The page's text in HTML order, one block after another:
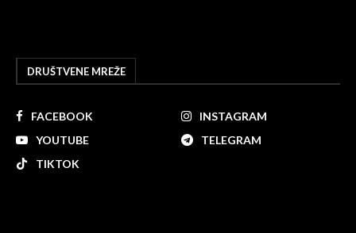
DRUŠTVENE MREŽE
FACEBOOK
INSTAGRAM
YOUTUBE
TELEGRAM
TIKTOK